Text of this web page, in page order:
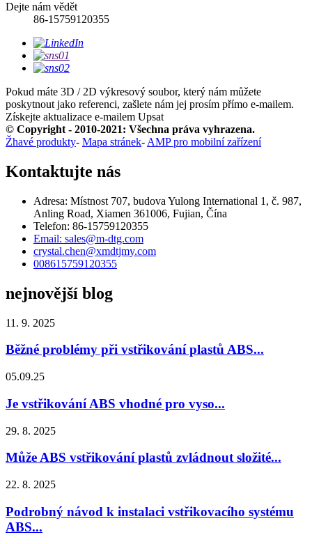
Dejte nám vědět
86-15759120355
Pokud máte 3D / 2D výkresový soubor, který nám můžete
poskytnout jako referenci, zašlete nám jej prosím přímo e-mailem.
Získejte aktualizace e-mailem Upsat
© Copyright - 2010-2021: Všechna práva vyhrazena.
Žhavé produkty- Mapa stránek- AMP pro mobilní zařízení
Kontaktujte nás
Adresa: Místnost 707, budova Yulong International 1, č. 987,
Anling Road, Xiamen 361006, Fujian, Čína
Telefon: 86-15759120355
Email: sales@m-dtg.com
crystal.chen@xmdtjmy.com
008615759120355
nejnovější blog
11. 9. 2025
Běžné problémy při vstřikování plastů ABS...
05.09.25
Je vstřikování ABS vhodné pro vyso...
29. 8. 2025
Může ABS vstřikování plastů zvládnout složité...
22. 8. 2025
Podrobný návod k instalaci vstřikovacího systému
ABS...